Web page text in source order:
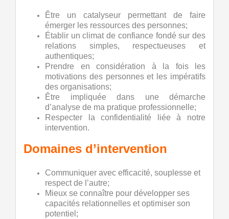
Être un catalyseur permettant de faire
émerger les ressources des personnes;
Établir un climat de confiance fondé sur des
relations simples, respectueuses et
authentiques;
Prendre en considération à la fois les
motivations des personnes et les impératifs
des organisations;
Être impliquée dans une démarche
d’analyse de ma pratique professionnelle;
Respecter la confidentialité liée à notre
intervention.
Domaines d’intervention
Communiquer avec efficacité, souplesse et
respect de l’autre;
Mieux se connaître pour développer ses
capacités relationnelles et optimiser son
potentiel;